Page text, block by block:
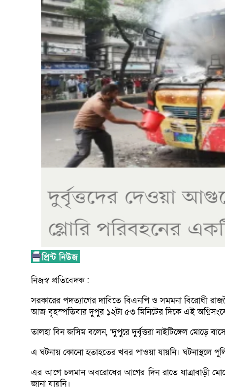
নিজস্ব প্রতিবেদক :
সরকারের পদত্যাগের দাবিতে বিএনপি ও সমমনা বিরোধী
আজ বৃহস্পতিবার দুপুর ১২টা ৫৩ মিনিটের দিকে এই
তালহা বিন জসিম বলেন, ‘দুপুরে দুর্বৃত্তরা নাইটিঙ্গেল মোড়ে
এ ঘটনায় কোনো হতাহতের খবর পাওয়া যায়নি। ঘটনাস্থলে
এর আগে চলমান অবরোধের আগের দিন রাতে যাত্রাবাড়ী
জানা যায়নি।